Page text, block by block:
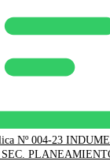
Nº 004-23
SEC.